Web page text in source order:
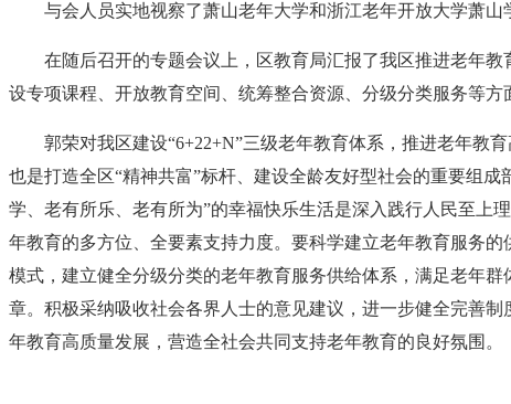
与会人员实地视察了萧山老年大学和浙江老年开放大学萧
在随后召开的专题会议上，区教育局汇报了我区推进老年
设专项课程、开放教育空间、统筹整合资源、分级分类服务等方
郭荣对我区建设“6+22+N”三级老年教育体系，推进老年教
也是打造全区“精神共富”标杆、建设全龄友好型社会的重要组
学、老有所乐、老有所为”的幸福快乐生活是深入践行人民至上
年教育的多方位、全要素支持力度。要科学建立老年教育服务
模式，建立健全分级分类的老年教育服务供给体系，满足老年
章。积极采纳吸收社会各界人士的意见建议，进一步健全完善
年教育高质量发展，营造全社会共同支持老年教育的良好氛围。